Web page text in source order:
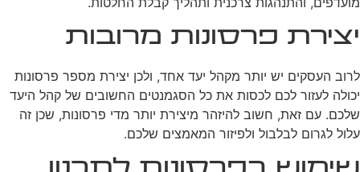
יצירת פרסונות מרובות
לרוב העסקים יש יותר מקהל יעד אחד, ולכן יצירת מספר פרסונות
יכולה לעזור לכם לכסות את כל הסגמנטים החשובים של קהל היעד
שלכם. עם זאת, חשוב להיזהר מיצירת יותר מדי פרסונות, שכן זה
עלול לגרום לבלבול ולפיזור המאמצים שלכם.